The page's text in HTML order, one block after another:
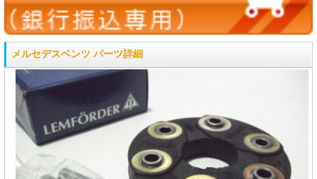
メルセデスベンツ パーツ詳細